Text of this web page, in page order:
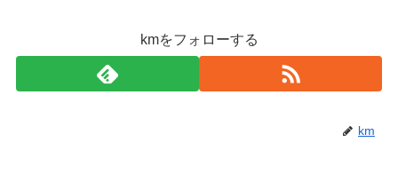
kmをフォローする
km